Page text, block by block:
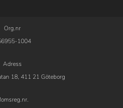
Org.nr
1004
Adress
18, 411 21 Göteborg